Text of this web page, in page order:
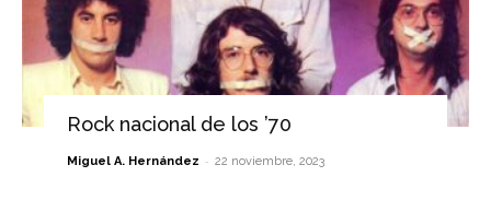
Rock nacional de los ’70
Miguel A. Hernández - 22 noviembre, 2023